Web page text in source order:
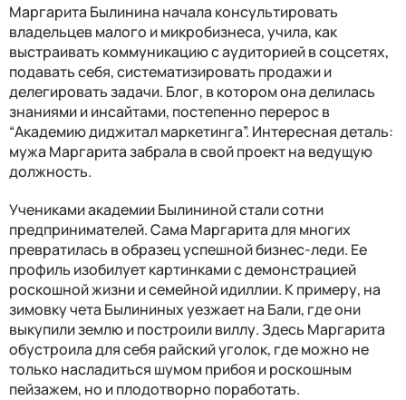
Маргарита Былинина начала консультировать
владельцев малого и микробизнеса, учила, как
выстраивать коммуникацию с аудиторией в соцсетях,
подавать себя, систематизировать продажи и
делегировать задачи. Блог, в котором она делилась
знаниями и инсайтами, постепенно перерос в
“Академию диджитал маркетинга”. Интересная деталь:
мужа Маргарита забрала в свой проект на ведущую
должность.
Учениками академии Былининой стали сотни
предпринимателей. Сама Маргарита для многих
превратилась в образец успешной бизнес-леди. Ее
профиль изобилует картинками с демонстрацией
роскошной жизни и семейной идиллии. К примеру, на
зимовку чета Былининых уезжает на Бали, где они
выкупили землю и построили виллу. Здесь Маргарита
обустроила для себя райский уголок, где можно не
только насладиться шумом прибоя и роскошным
пейзажем, но и плодотворно поработать.